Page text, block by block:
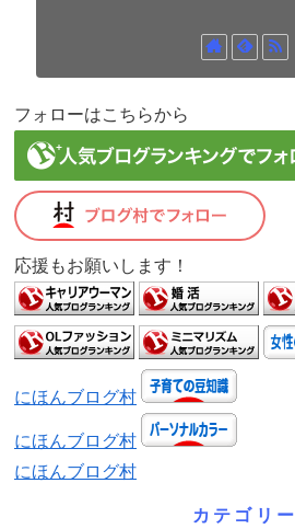
フォローはこちらから
応援もお願いします！
にほんブログ村
にほんブログ村
にほんブログ村
カテゴリー